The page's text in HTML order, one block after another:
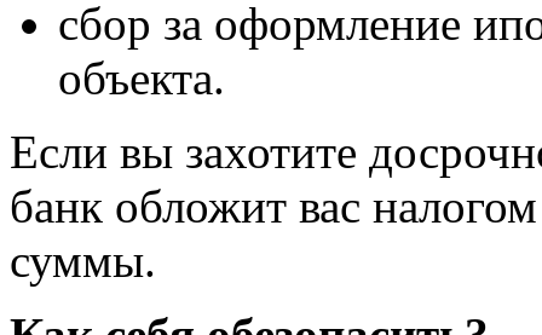
сбор за оформление
объекта.
Если вы захотите
банк обложит вас
суммы.